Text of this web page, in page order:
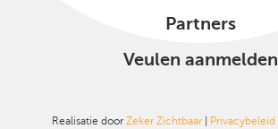
Partners
Veulen aanmelden
Realisatie door Zeker Zichtbaar Privacybeleid